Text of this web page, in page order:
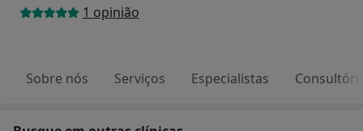
1 opinião
Sobre nós Serviços Especialistas